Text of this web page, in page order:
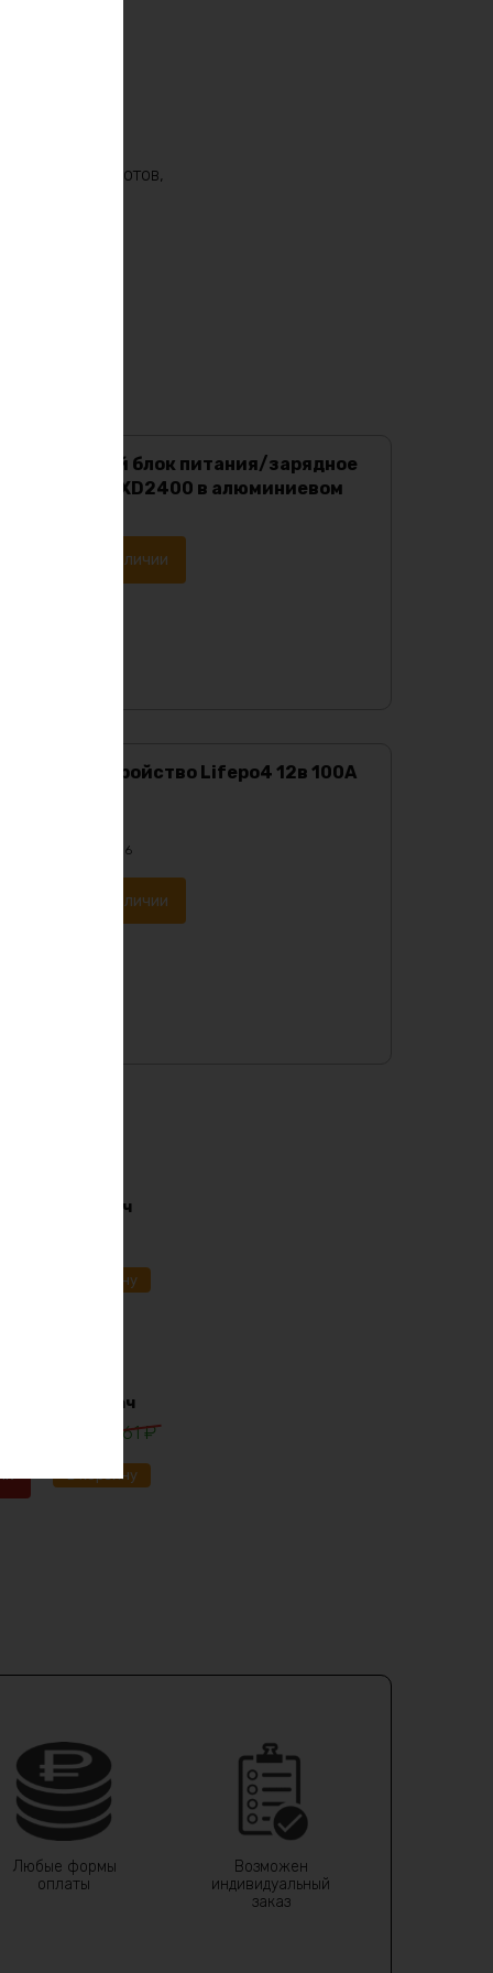
для эхолотов,
Регулируемый блок питания/зарядное
устройство ZXD2400 в алюминиевом
Уведомить о наличии
Зарядное устройство Lifepo4 12в 100А
14.6
Уведомить о наличии
ion 36в 170ач
В корзину
lifepo4 12в 30ач
13861₽
В корзину
Любые формы
оплаты
Возможен
индивидуальный
заказ